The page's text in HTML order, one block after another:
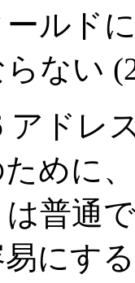
ルド
ない
アドレ
めに
普通
にす